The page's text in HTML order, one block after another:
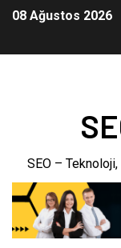
08 Ağustos 2026
SEO –